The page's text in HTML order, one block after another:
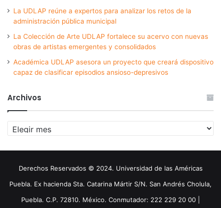
La UDLAP reúne a expertos para analizar los retos de la
administración pública municipal
La Colección de Arte UDLAP fortalece su acervo con nuevas
obras de artistas emergentes y consolidados
Académica UDLAP asesora un proyecto que creará dispositivo
capaz de clasificar episodios ansioso-depresivos
Archivos
Archivos
Derechos Reservados © 2024. Universidad de las Américas
Puebla. Ex hacienda Sta. Catarina Mártir S/N. San Andrés Cholula,
Puebla. C.P. 72810. México. Conmutador: 222 229 20 00 |